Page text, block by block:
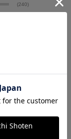
(240)